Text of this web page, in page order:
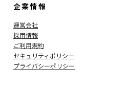
企業情報
運営会社
採用情報
ご利用規約
セキュリティポリシー
プライバシーポリシー